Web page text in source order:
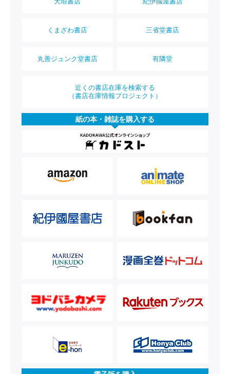
くまざわ書店 三省堂書店
丸善ジュンク堂書店 有隣堂
近くの書店在庫を検索する
（書店在庫情報プロジェクト）
紙の本・雑誌を購入する